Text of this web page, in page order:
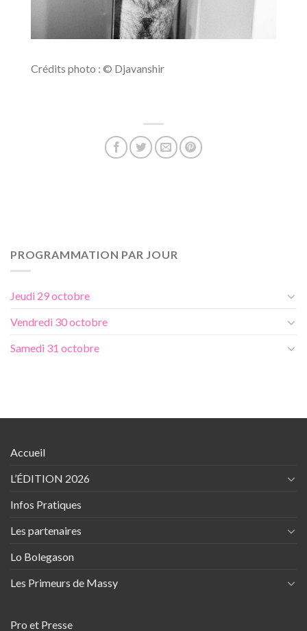
Crédits photo : © Djavanshir
PROGRAMMATION PAR JOUR
Jeudi 29 octobre
Vendredi 30 octobre
Samedi 31 octobre
Accueil
L’ÉDITION 2026
Infos Pratiques
Les partenaires
Lo Bolegason
Les Primeurs de Massy
Pro et Presse